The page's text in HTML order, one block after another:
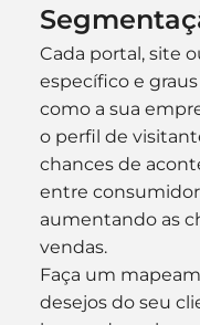
Cada portal, site
específico e
como a sua
o perfil de
chances de
entre
aumentando as
vendas.
Faça um
desejos do seu